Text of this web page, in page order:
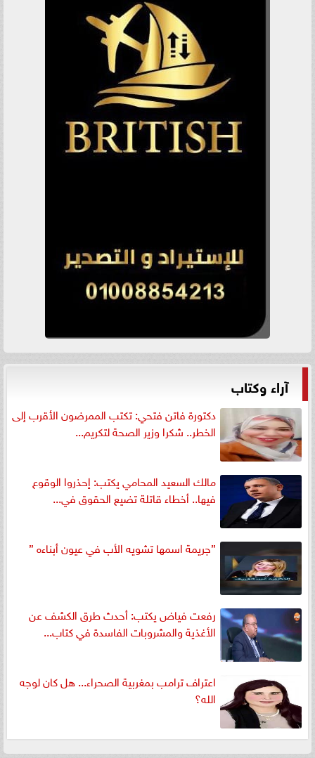
آراء وكتاب
دكتورة فاتن فتحي: تكتب الممرضون الأقرب إلى
الخطر.. شكرا وزير الصحة لتكريم...
مالك السعيد المحامي يكتب: إحذروا الوقوع
فيها.. أخطاء قاتلة تضيع الحقوق في...
”جريمة اسمها تشويه الأب في عيون أبناءه ”
رفعت فياض يكتب: أحدث طرق الكشف عن
الأغذية والمشروبات الفاسدة في كتاب...
اعتراف ترامب بمغربية الصحراء... هل كان لوجه
الله؟